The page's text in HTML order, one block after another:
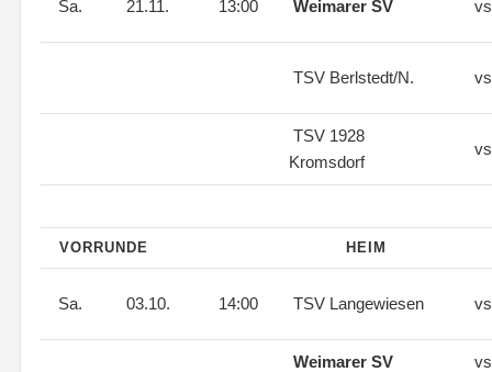
Sa. 21.11. 13:00 Weimarer SV
TSV Berlstedt/N.
TSV 1928
Kromsdorf
VORRUNDE HEIM
Sa. 03.10. 14:00 TSV Langewiesen
Weimarer SV